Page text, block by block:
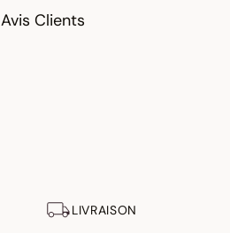
Avis Clients
LIVRAISON